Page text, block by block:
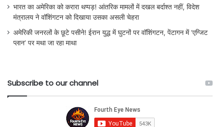
भारत का अमेरिका को करारा थप्पड़! आंतरिक मामलों में दखल बर्दाश्त नहीं, विदेश
मंत्रालय ने वॉशिंगटन को दिखाया उसका असली चेहरा
अमेरिकी जनरलों के छूटे पसीने! ईरान युद्ध में घुटनों पर वॉशिंगटन, पेंटागन में ‘एग्जिट
प्लान’ पर मथा जा रहा माथा
Subscribe to our channel